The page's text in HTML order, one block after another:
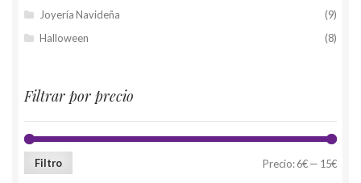
Joyería Navideña
(9)
Halloween
(8)
Filtrar por precio
Filtro Precio:6€— 15€